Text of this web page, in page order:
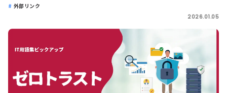
外部リンク
2026.01.05